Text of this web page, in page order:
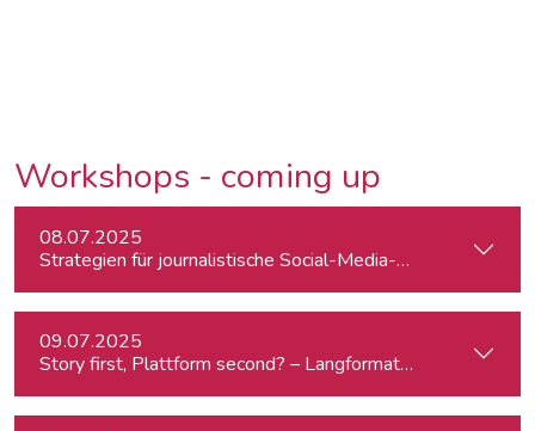
Workshops - coming up
08.07.2025
Strategien für journalistische Social-Media-Recherchen
09.07.2025
Story first, Plattform second? – Langformat-Journalismus